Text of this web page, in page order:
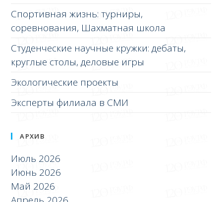
Спортивная жизнь: турниры,
соревнования, Шахматная школа
Студенческие научные кружки: дебаты,
круглые столы, деловые игры
Экологические проекты
Эксперты филиала в СМИ
АРХИВ
Июль 2026
Июнь 2026
Май 2026